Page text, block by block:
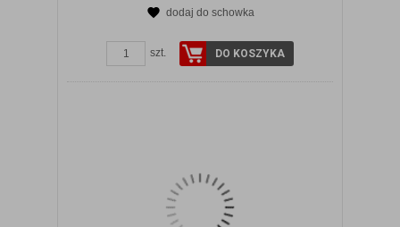
dodaj do schowka
szt. DO KOSZYKA